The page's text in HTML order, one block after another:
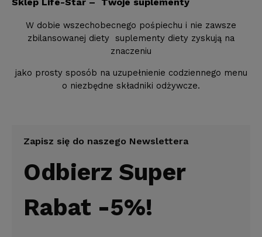
W dobie wszechobecnego pośpiechu i nie zawsze
zbilansowanej diety suplementy diety zyskują na
znaczeniu
jako prosty sposób na uzupełnienie codziennego menu
o niezbędne składniki odżywcze.
Zapisz się do naszego Newslettera
Odbierz Super
Rabat -5%!